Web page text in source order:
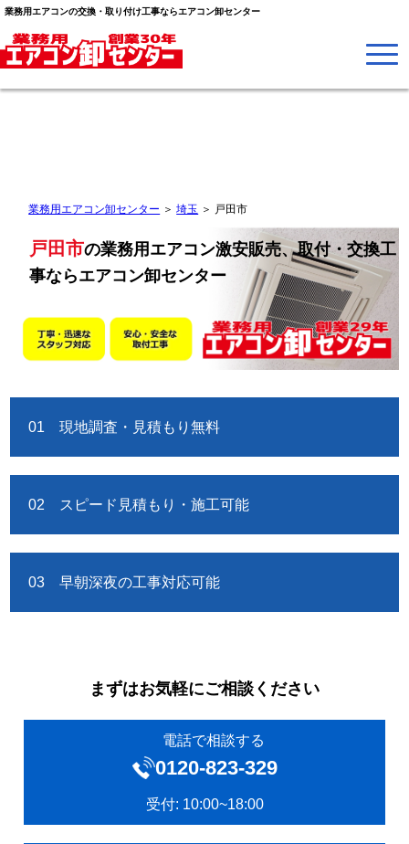
業務用エアコンの交換・取り付け工事ならエアコン卸センター
業務用エアコン卸センター ＞埼玉 ＞ 戸田市
戸田市の業務用エアコン激安販売、取付・交換工
事ならエアコン卸センター
01 現地調査・見積もり無料
02 スピード見積もり・施工可能
03 早朝深夜の工事対応可能
まずはお気軽にご相談ください
電話で相談する
0120‐823-329
受付: 10:00~18:00